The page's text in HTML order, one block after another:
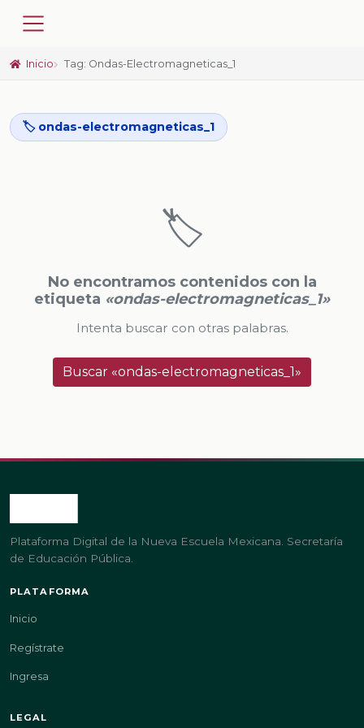
Inicio Tag: Ondas-Electromagneticas_1
🏷️ ondas-electromagneticas_1
🏷️
No encontramos contenidos con la
etiqueta «ondas-electromagneticas_1»
Intenta buscar con otras palabras.
Buscar «ondas-electromagneticas_1»
Plataforma Digital de la Nueva Escuela Mexicana. Secretaría
de Educación Pública.
PLATAFORMA
Inicio
Regístrate
Ingresa
LEGAL